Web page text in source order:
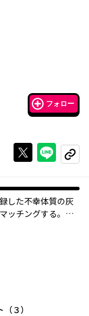
フォロー
Xで投稿する
ライン
コピー
した不幸体質の灰
ッチングする。し
いたのに、あれ、
が盛りあがらな
アプから始ま
日
３）